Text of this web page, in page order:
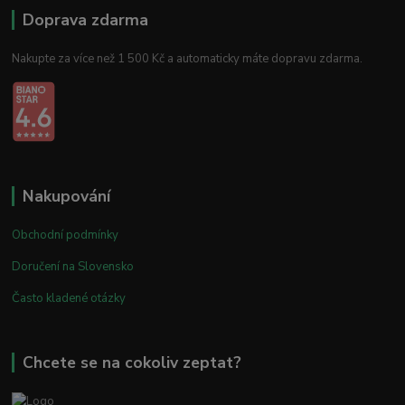
Doprava zdarma
Nakupte za více než 1 500 Kč a automaticky máte dopravu zdarma.
Nakupování
Obchodní podmínky
Doručení na Slovensko
Často kladené otázky
Chcete se na cokoliv zeptat?